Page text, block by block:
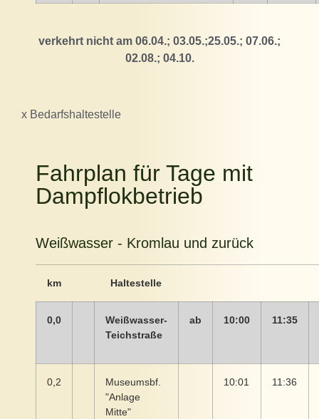
verkehrt nicht am 06.04.; 03.05.;25.05.; 07.06.;
02.08.; 04.10.
x Bedarfshaltestelle
Fahrplan für Tage mit
Dampflokbetrieb
Weißwasser - Kromlau und zurück
km Haltestelle
0,0
Weißwasser-
Teichstraße
ab 10:00 11:35
0,2
Museumsbf.
"Anlage
Mitte"
10:01 11:36